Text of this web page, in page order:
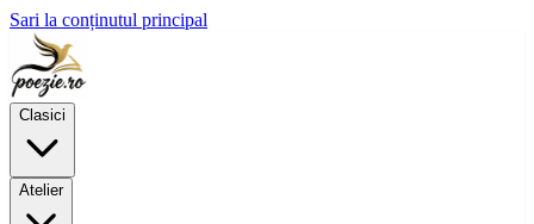
Sari la conținutul principal
Clasici
Atelier